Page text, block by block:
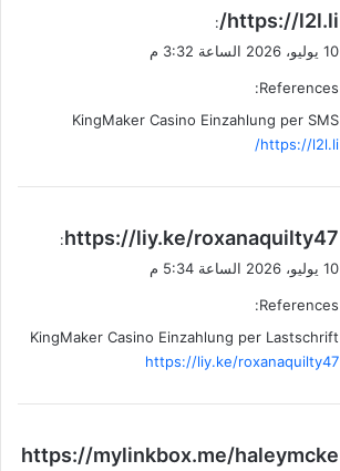
ي
ق
ل
https://l2l.li/
:
10 يوليو، 2026 الساعة 3:32 م
References:
KingMaker Casino Einzahlung per SMS
https://l2l.li/
ي
ق
ل
https://liy.ke/roxanaquilty47
:
10 يوليو، 2026 الساعة 5:34 م
References:
KingMaker Casino Einzahlung per Lastschrift
https://liy.ke/roxanaquilty47
يhttps://mylinkbox.me/haleymcke